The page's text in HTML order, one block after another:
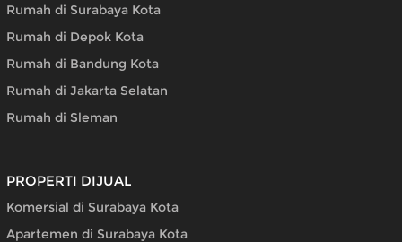
Rumah di Surabaya Kota
Rumah di Depok Kota
Rumah di Bandung Kota
Rumah di Jakarta Selatan
Rumah di Sleman
PROPERTI DIJUAL
Komersial di Surabaya Kota
Apartemen di Surabaya Kota